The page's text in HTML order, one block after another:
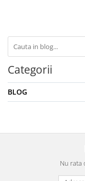
Categorii
BLOG
Nu rata